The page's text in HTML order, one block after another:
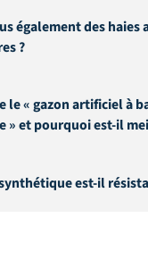
également des
?
le « gazon artificiel à
» et pourquoi est-il
est-il